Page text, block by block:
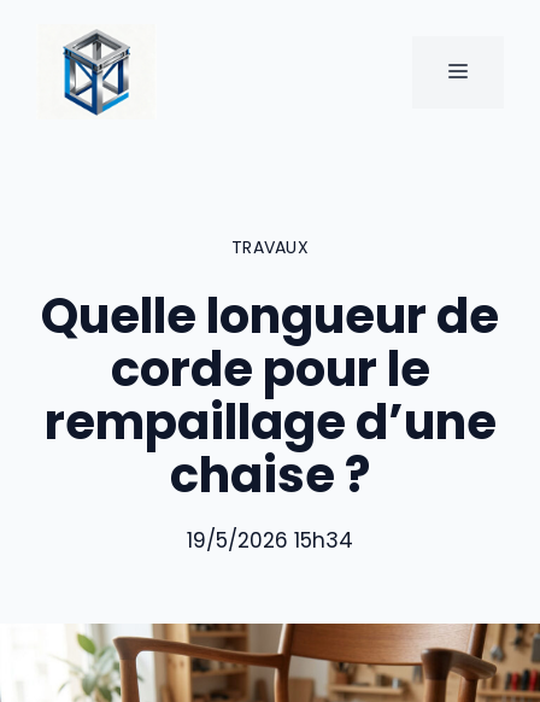
contenu
MENU
TRAVAUX
Quelle longueur de
corde pour le
rempaillage d’une
chaise ?
19/5/2026 15h34